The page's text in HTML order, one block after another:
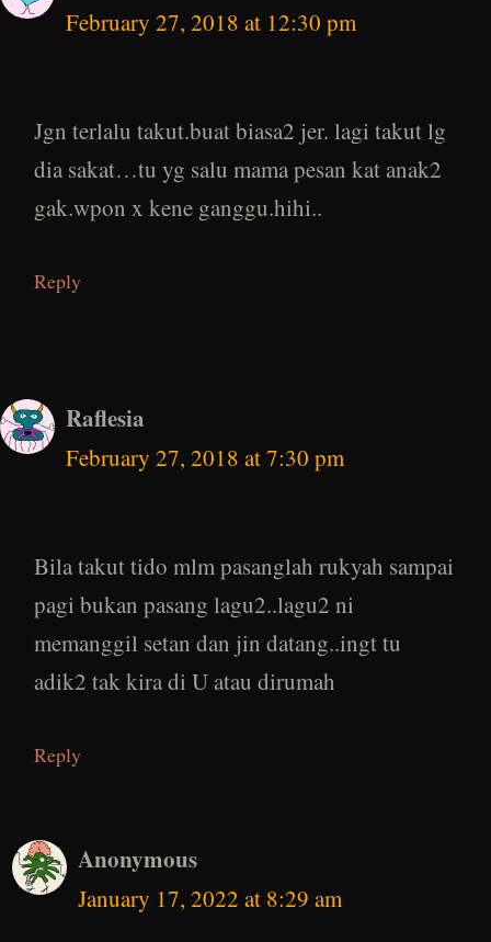
February 27, 2018 at 12:30 pm
Jgn terlalu takut.buat biasa2 jer. lagi takut lg
dia sakat…tu yg salu mama pesan kat anak2
gak.wpon x kene ganggu.hihi..
Reply
Raflesia
February 27, 2018 at 7:30 pm
Bila takut tido mlm pasanglah rukyah sampai
pagi bukan pasang lagu2..lagu2 ni
memanggil setan dan jin datang..ingt tu
adik2 tak kira di U atau dirumah
Reply
Anonymous
January 17, 2022 at 8:29 am